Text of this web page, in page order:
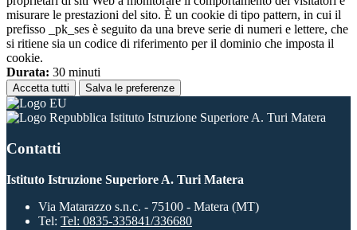
misurare le prestazioni del sito. È un cookie di tipo pattern, in cui il
prefisso _pk_ses è seguito da una breve serie di numeri e lettere, che
si ritiene sia un codice di riferimento per il dominio che imposta il
cookie.
Durata: 30 minuti
Accetta tutti Salva le preferenze
Istituto Istruzione Superiore A. Turi Matera
Contatti
Istituto Istruzione Superiore A. Turi Matera
Via Matarazzo s.n.c. - 75100 - Matera (MT)
Tel: Tel: 0835-335841/336680